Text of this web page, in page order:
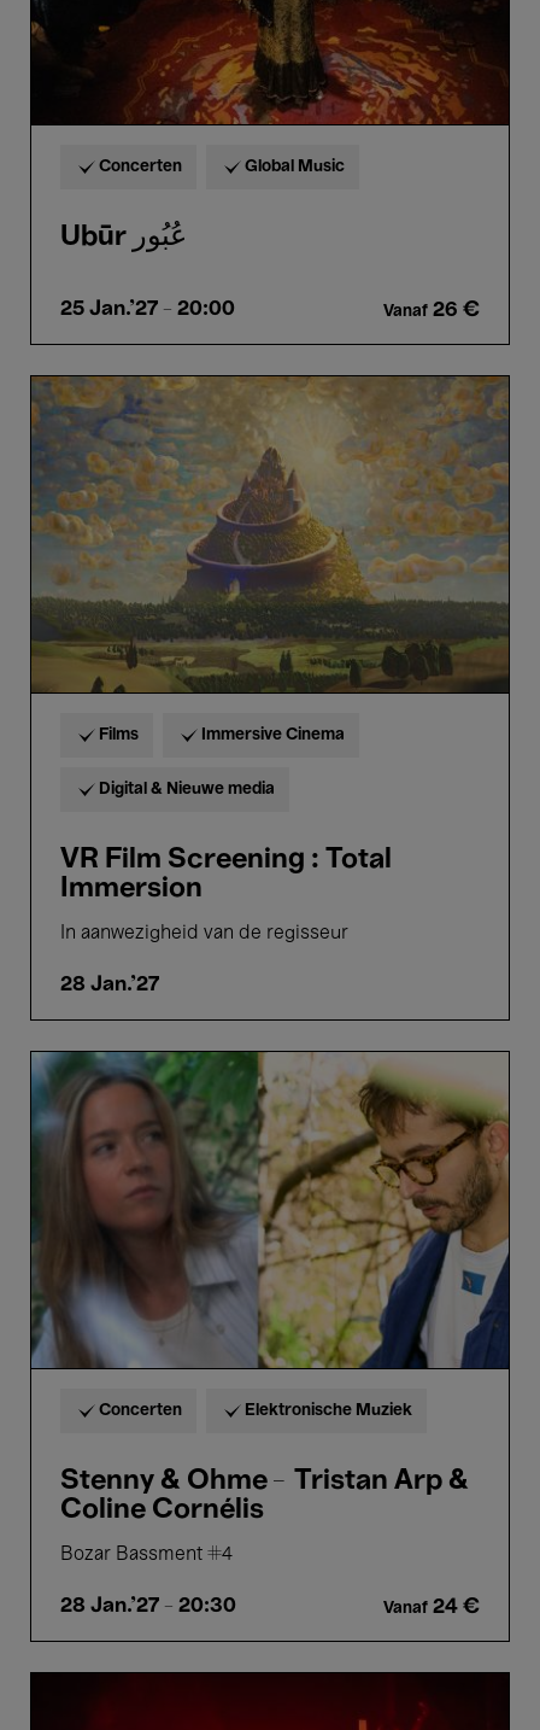
Concerten Global Music
Ubūr عُبُور
25 Jan.'27 - 20:00 Vanaf 26 €
VR
Film
Screening
:
Immersion
Films Immersive Cinema
Digital & Nieuwe media
VR Film Screening : Total
Immersion
In aanwezigheid van de regisseur
28 Jan.'27
Stenny
&
Ohme
–
Tristan
Concerten Elektronische Muziek
Stenny & Ohme – Tristan Arp &
Coline Cornélis
Bozar Bassment #4
28 Jan.'27 - 20:30 Vanaf 24 €